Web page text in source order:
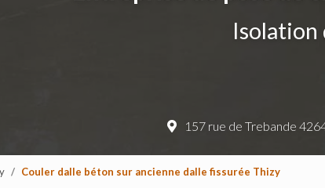
Isolation
157 rue de Trebande
Couler dalle béton sur ancienne dalle fissurée Thizy